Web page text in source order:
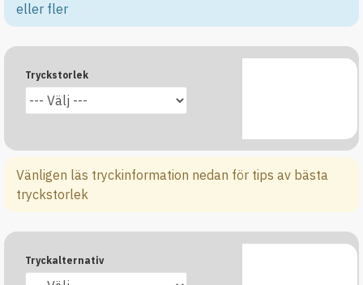
eller fler
Tryckstorlek
Vänligen läs tryckinformation nedan för tips av bästa
tryckstorlek
Tryckalternativ